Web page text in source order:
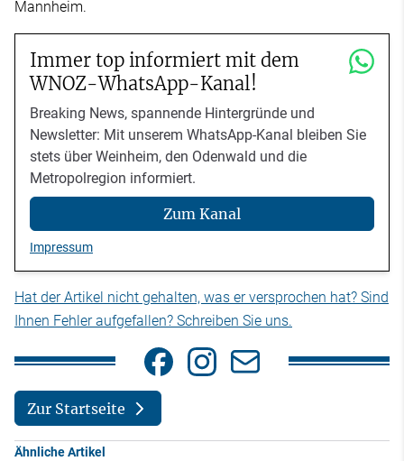
Mannheim.
Immer top informiert mit dem
WNOZ-WhatsApp-Kanal!
Breaking News, spannende Hintergründe und
Newsletter: Mit unserem WhatsApp-Kanal bleiben Sie
stets über Weinheim, den Odenwald und die
Metropolregion informiert.
Zum Kanal
Impressum
Hat der Artikel nicht gehalten, was er versprochen hat? Sind
Ihnen Fehler aufgefallen? Schreiben Sie uns.
Zur Startseite
Ähnliche Artikel